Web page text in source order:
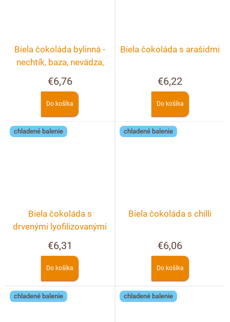
Biela čokoláda bylinná -
nechtík, baza, nevädza,
€6,76
Do košíka
Biela čokoláda s arašidmi
€6,22
Do košíka
chladené balenie
Biela čokoláda s
drvenými lyofilizovanými
malinami a černicami
€6,31
Do košíka
chladené balenie
Biela čokoláda s chilli
€6,06
Do košíka
chladené balenie chladené balenie